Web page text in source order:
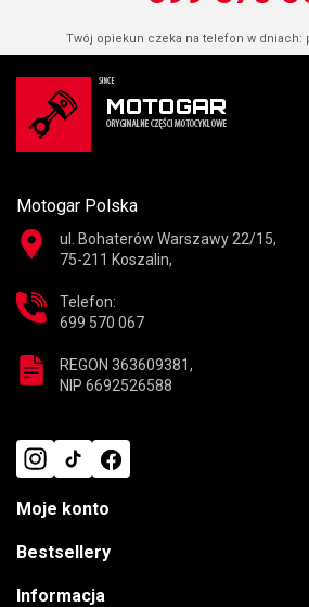
Twój opiekun czeka na telefon w dniach:
Motogar Polska
ul. Bohaterów Warszawy 22/15,
75-211 Koszalin,
Telefon:
699 570 067
REGON 363609381,
NIP 6692526588
Moje konto
Bestsellery
Informacja